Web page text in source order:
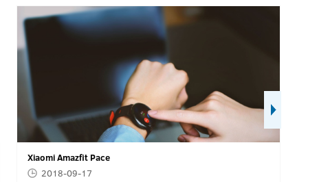
Xiaomi Amazfit Pace
2018-09-17